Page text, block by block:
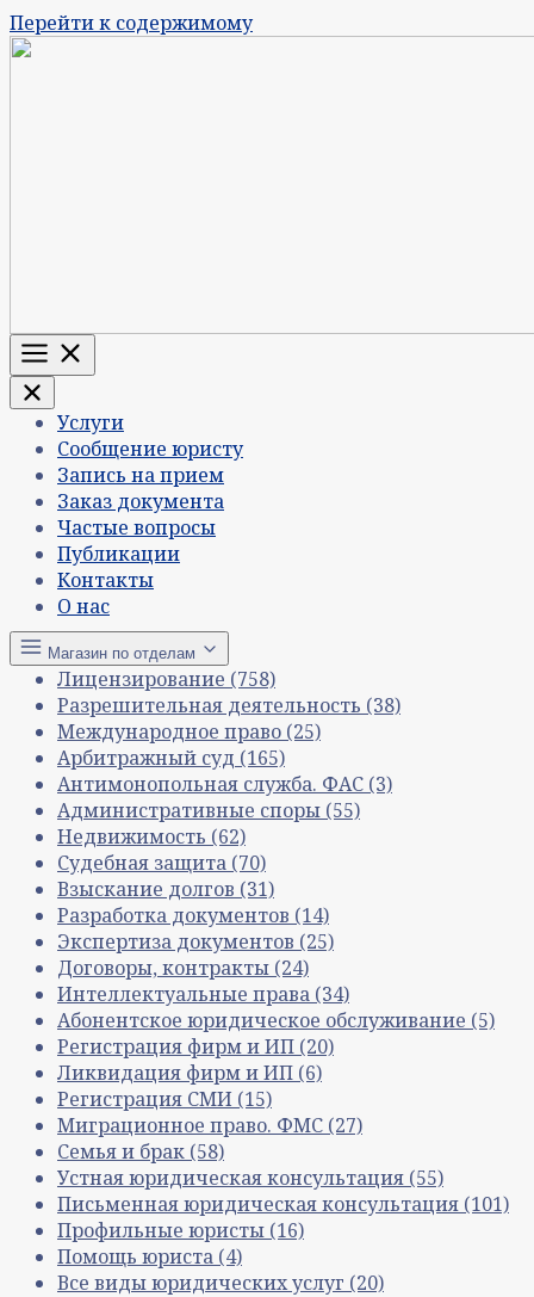
Перейти к содержимому
Меню
Услуги
Сообщение юристу
Запись на прием
Заказ документа
Частые вопросы
Публикации
Контакты
О нас
Магазин по отделам
Лицензирование (758)
Разрешительная деятельность (38)
Международное право (25)
Арбитражный суд (165)
Антимонопольная служба. ФАС (3)
Административные споры (55)
Недвижимость (62)
Судебная защита (70)
Взыскание долгов (31)
Разработка документов (14)
Экспертиза документов (25)
Договоры, контракты (24)
Интеллектуальные права (34)
Абонентское юридическое обслуживание (5)
Регистрация фирм и ИП (20)
Ликвидация фирм и ИП (6)
Регистрация СМИ (15)
Миграционное право. ФМС (27)
Семья и брак (58)
Устная юридическая консультация (55)
Письменная юридическая консультация (101)
Профильные юристы (16)
Помощь юриста (4)
Все виды юридических услуг (20)